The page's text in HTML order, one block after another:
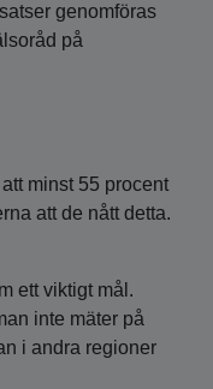
genomföras
på
minst 55 procent
att de nått detta.
ett viktigt mål.
inte mäter på
i andra regioner